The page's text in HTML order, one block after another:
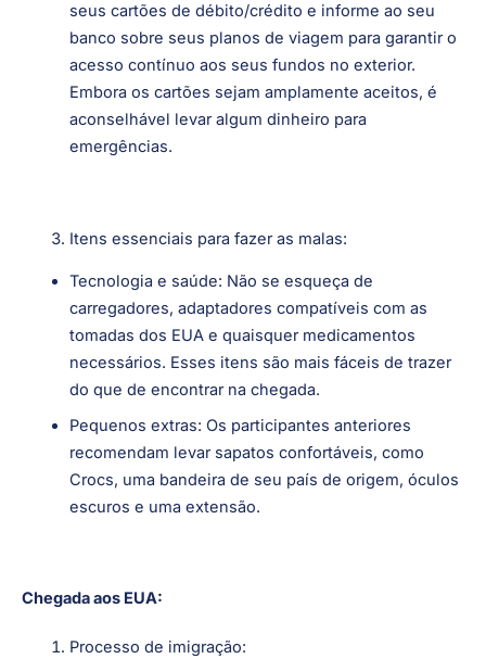
seus cartões de débito/crédito e informe ao seu
banco sobre seus planos de viagem para garantir o
acesso contínuo aos seus fundos no exterior.
Embora os cartões sejam amplamente aceitos, é
aconselhável levar algum dinheiro para
emergências.
Itens essenciais para fazer as malas:
Tecnologia e saúde: Não se esqueça de
carregadores, adaptadores compatíveis com as
tomadas dos EUA e quaisquer medicamentos
necessários. Esses itens são mais fáceis de trazer
do que de encontrar na chegada.
Pequenos extras: Os participantes anteriores
recomendam levar sapatos confortáveis, como
Crocs, uma bandeira de seu país de origem, óculos
escuros e uma extensão.
Chegada aos EUA:
Processo de imigração: